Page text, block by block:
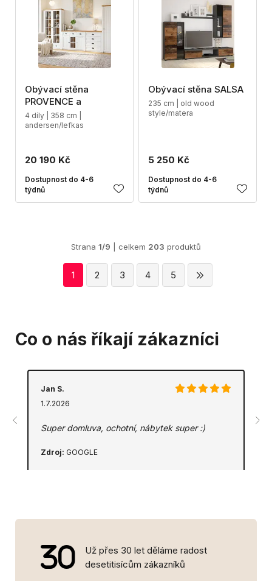
Obývací stěna
PROVENCE a
4 díly | 358 cm |
andersen/lefkas
20 190 Kč
Dostupnost do 4-6
týdnů
Obývací stěna SALSA
235 cm | old wood
style/matera
5 250 Kč
Dostupnost do 4-6
týdnů
Strana 1/9 | celkem 203 produktů
1 2 3 4 5
Co o nás říkají zákazníci
Jan S.
1.7.2026
Super domluva, ochotní, nábytek super :)
Zdroj: GOOGLE
Už přes 30 let děláme radost
desetitisícům zákazníků